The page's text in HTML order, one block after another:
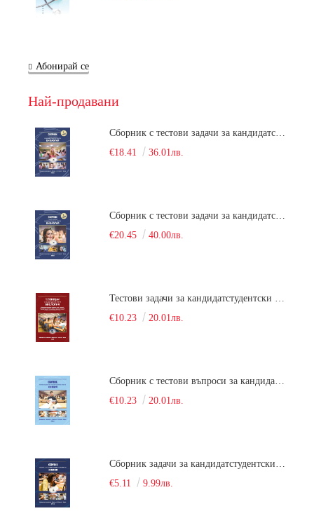
Абонирай се
Най-продавани
Сборник с тестови задачи за кандидатстудентски изпит по биология върху учебния материал за задължителна и профилирана подготовка, изучаван в средния курс на обучение. Част 1
€18.41
36.01лв.
Сборник с тестови задачи за кандидатстудентски изпит по биология върху учебния материал за задължителна и профилирана подготовка, изучаван в средния курс на обучение. Част 2
€20.45
40.00лв.
Тестови задачи за кандидатстудентски изпит по биология. Сборник
€10.23
20.01лв.
Сборник с тестови въпроси за кандидатстудентски изпит по химия. 2022
€10.23
20.01лв.
Сборник задачи за кандидатстудентски изпит по химия
€5.11
9.99лв.